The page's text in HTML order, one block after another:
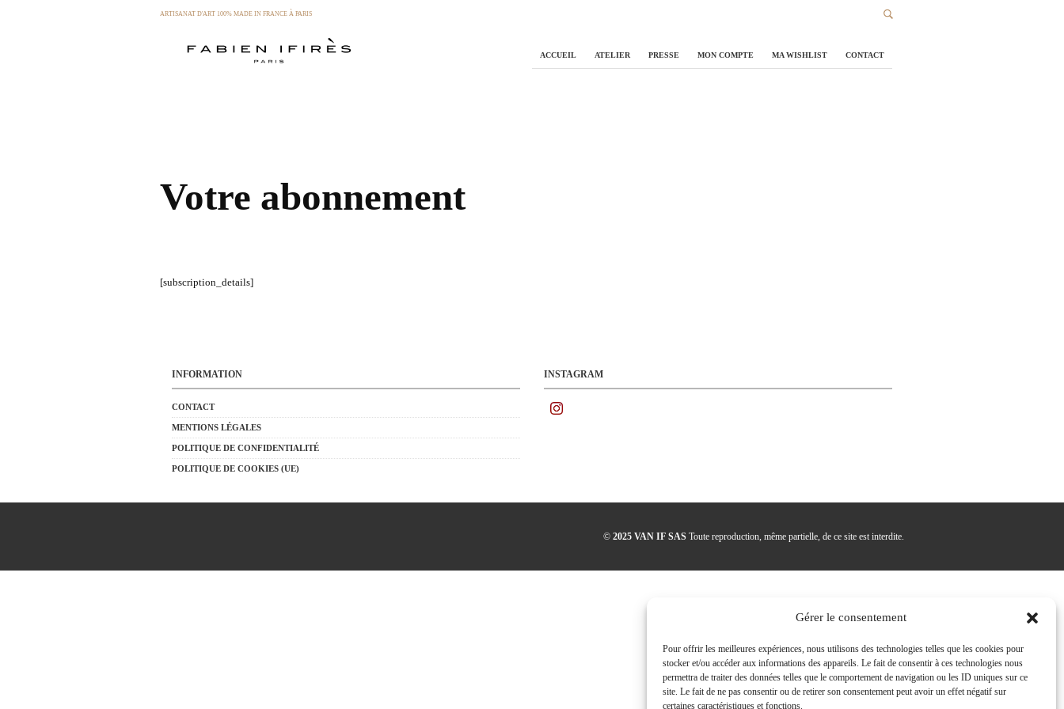
Gérer le consentement
Pour offrir les meilleures expériences, nous utilisons des technologies telles que les cookies pour
stocker et/ou accéder aux informations des appareils. Le fait de consentir à ces technologies nous
permettra de traiter des données telles que le comportement de navigation ou les ID uniques sur ce
site. Le fait de ne pas consentir ou de retirer son consentement peut avoir un effet négatif sur
certaines caractéristiques et fonctions.
ARTISANAT D'ART 100% MADE IN FRANCE À PARIS
ACCUEIL ATELIER PRESSE MON COMPTE MA WISHLIST CONTACT
Votre abonnement
[subscription_details]
INFORMATION
CONTACT
MENTIONS LÉGALES
POLITIQUE DE CONFIDENTIALITÉ
POLITIQUE DE COOKIES (UE)
INSTAGRAM
© 2025 VAN IF SAS Toute reproduction, même partielle, de ce site est interdite.